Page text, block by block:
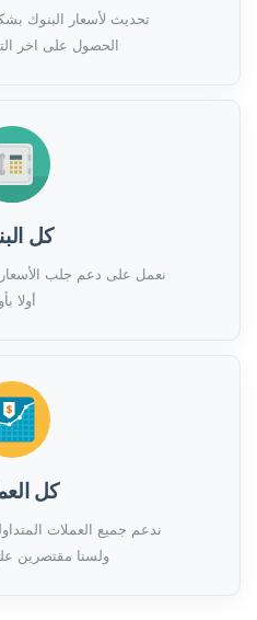
تحديث لأسعار البنوك
الحصول على اخر
كل
نعمل على دعم جلب
أولا
كل
ندعم جميع العملات
ولسنا مقتصرين